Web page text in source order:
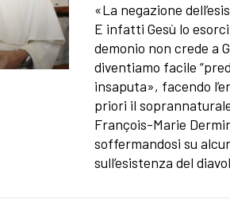
«La negazione
E infatti Gesù lo
demonio non crede a
diventiamo facile
insaputa», facendo
priori il
François-Marie
soffermandosi su
sull’esistenza del